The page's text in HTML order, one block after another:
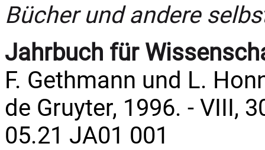
Bücher und andere
Jahrbuch für
F. Gethmann und L.
de Gruyter, 1996. - VIII,
05.21 JA01 001